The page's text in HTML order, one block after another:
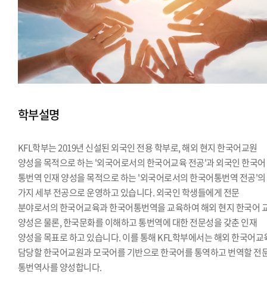
학부설명
KFL학부는 2019년 신설된 외국인 전용 학부로, 해외 현지 한국어교원
양성을 목적으로 하는 '외국어로서의 한국어교육 전공'과 외국인 한국어
통번역 인재 양성을 목적으로 하는 '외국어로서의 한국어통번역 전공'
가지 세부 전공으로 운영하고 있습니다. 외국인 학생들에게 전문
분야로서의 한국어교육과 한국어통번역을 교육하여 해외 현지 한국어
양성은 물론, 한국문화를 이해하고 통번역에 대한 전문성을 갖춘 인재
양성을 목표로 하고 있습니다. 이를 통해 KFL학부에서는 해외 한국어교
담당할 한국어교원과 모국어를 기반으로 한국어를 통역하고 번역할 전
통번역사를 양성합니다.